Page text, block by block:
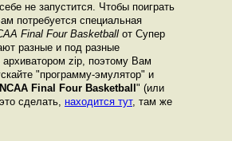
не запустится. Чтобы поиграть
потребуется специальная
Final Four Basketball от Супер
разные и под разные
zip, поэтому Вам
"программу-эмулятор" и
NCAA Final Four Basketball " (или
сделать, находится тут, там же